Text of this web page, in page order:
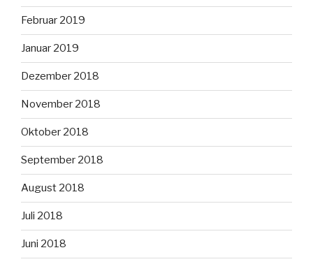
Februar 2019
Januar 2019
Dezember 2018
November 2018
Oktober 2018
September 2018
August 2018
Juli 2018
Juni 2018